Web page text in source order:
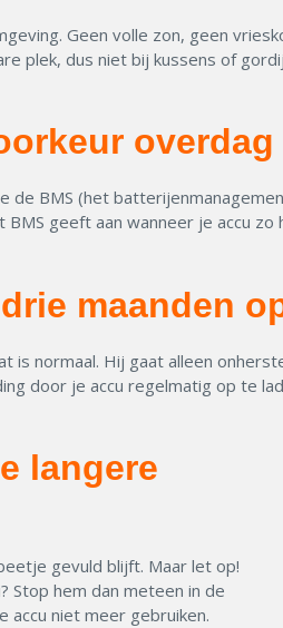
Geen volle zon, geen
plek, dus niet bij kussens of
overdag
de BMS (het
geeft aan wanneer je accu
maanden
is normaal. Hij gaat alleen
door je accu regelmatig op te
langere
gevuld blijft. Maar let op!
Stop hem dan meteen in de
accu niet meer gebruiken.